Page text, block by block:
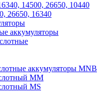
14500, 26650, 10440
26650, 16340
аккумуляторы
аккумуляторы MNB
MM
MS